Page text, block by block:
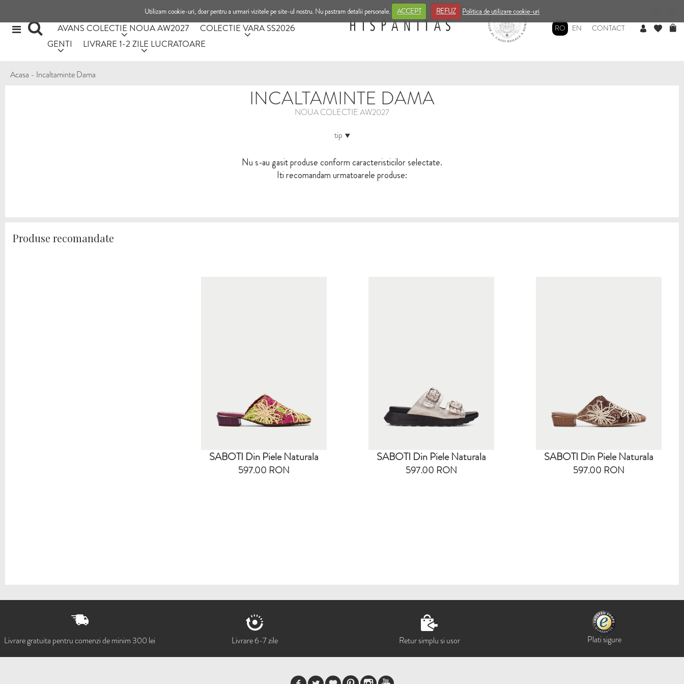
Utilizam cookie-uri, doar pentru a urmari vizitele pe site-ul nostru. Nu pastram detalii personale. ACCEPT REFUZ Politica de utilizare cookie-uri
AVANS COLECTIE NOUA AW2027
COLECTIE VARA SS2026
GENTI
LIVRARE 1-2 ZILE LUCRATOARE
RO EN CONTACT
Acasa - Incaltaminte Dama
INCALTAMINTE DAMA
NOUA COLECTIE AW2027
tip
Nu s-au gasit produse conform caracteristicilor selectate.
Iti recomandam urmatoarele produse:
Produse recomandate
SABOTI Din Piele Naturala
597.00 RON
SABOTI Din Piele Naturala
597.00 RON
SABOTI Din Piele Naturala
597.00 RON
Livrare gratuita pentru comenzi de minim 300 lei Livrare 6-7 zile Retur simplu si usor Plati sigure